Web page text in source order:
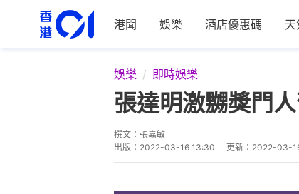
港聞 娛樂 酒店優惠碼 天
娛樂 即時娛樂
張達明激嬲獎門
撰文： 張嘉敏
出版： 2022-03-16 13:30 更新： 2022-03-